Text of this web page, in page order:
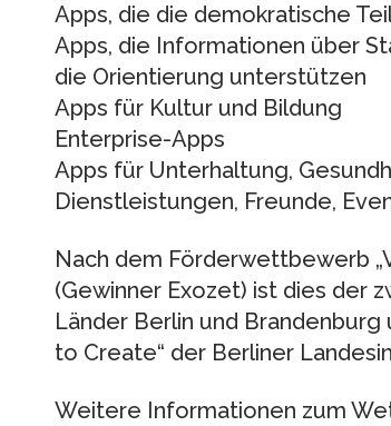
Apps, die die demokratische
Apps, die Informationen über
die Orientierung unterstützen
Apps für Kultur und Bildung
Enterprise-Apps
Apps für Unterhaltung,
Dienstleistungen, Freunde,
Nach dem Förderwettbewerb
(Gewinner Exozet) ist dies der
Länder Berlin und
to Create“ der Berliner
Weitere Informationen zum